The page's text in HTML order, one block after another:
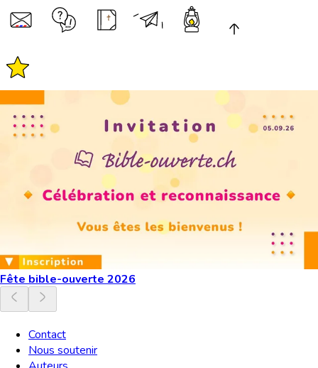
Fête bible-ouverte 2026
Contact
Nous soutenir